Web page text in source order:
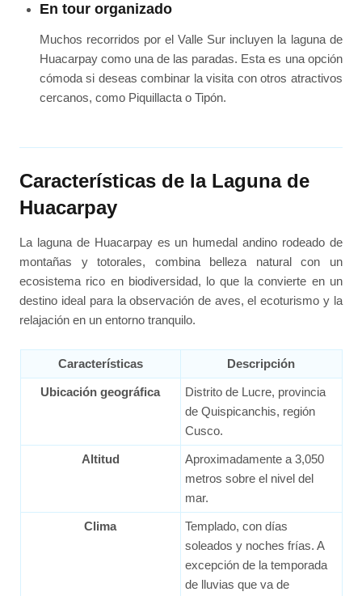
En tour organizado
Muchos recorridos por el Valle Sur incluyen la laguna de
Huacarpay como una de las paradas. Esta es una opción
cómoda si deseas combinar la visita con otros atractivos
cercanos, como Piquillacta o Tipón.
Características de la Laguna de
Huacarpay
La laguna de Huacarpay es un humedal andino rodeado de
montañas y totorales, combina belleza natural con un
ecosistema rico en biodiversidad, lo que la convierte en un
destino ideal para la observación de aves, el ecoturismo y la
relajación en un entorno tranquilo.
Características Descripción
Ubicación geográfica
Distrito de Lucre, provincia
de Quispicanchis, región
Cusco.
Altitud
Aproximadamente a 3,050
metros sobre el nivel del
mar.
Clima
Templado, con días
soleados y noches frías. A
excepción de la temporada
de lluvias que va de